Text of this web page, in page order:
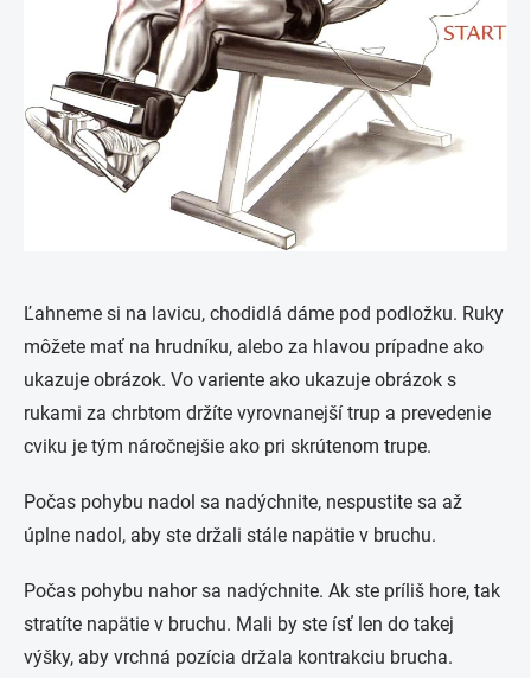
Ľahneme si na lavicu, chodidlá dáme pod podložku. Ruky
môžete mať na hrudníku, alebo za hlavou prípadne ako
ukazuje obrázok. Vo variente ako ukazuje obrázok s
rukami za chrbtom držíte vyrovnanejší trup a prevedenie
cviku je tým náročnejšie ako pri skrútenom trupe.
Počas pohybu nadol sa nadýchnite, nespustite sa až
úplne nadol, aby ste držali stále napätie v bruchu.
Počas pohybu nahor sa nadýchnite. Ak ste príliš hore, tak
stratíte napätie v bruchu. Mali by ste ísť len do takej
výšky, aby vrchná pozícia držala kontrakciu brucha.